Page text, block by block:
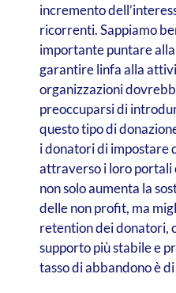
incremento
ricorrenti. Sappiamo
importante puntare
garantire linfa alla
organizzazioni
preoccuparsi di
questo tipo di
i donatori di impostare
attraverso i loro portali
non solo aumenta la
delle non profit, ma
retention dei donatori,
supporto più stabile e
tasso di abbandono è